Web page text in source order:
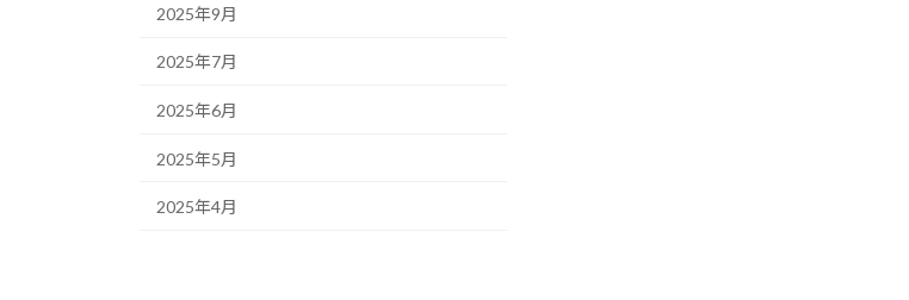
2025年9月
2025年7月
2025年6月
2025年5月
2025年4月